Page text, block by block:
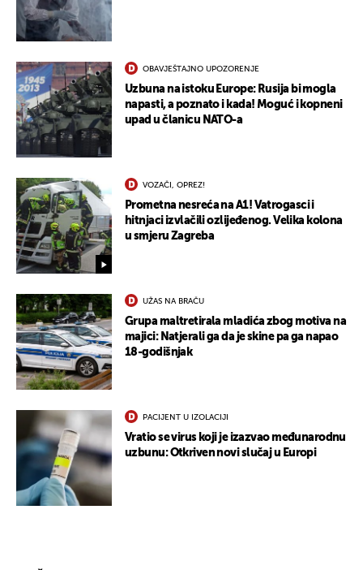
OBAVJEŠTAJNO UPOZORENJE
Uzbuna na istoku Europe: Rusija bi mogla
napasti, a poznato i kada! Moguć i kopneni
upad u članicu NATO-a
VOZAČI, OPREZ!
Prometna nesreća na A1! Vatrogasci i
hitnjaci izvlačili ozlijeđenog. Velika kolona
u smjeru Zagreba
UŽAS NA BRAČU
Grupa maltretirala mladića zbog motiva na
majici: Natjerali ga da je skine pa ga napao
18-godišnjak
PACIJENT U IZOLACIJI
Vratio se virus koji je izazvao međunarodnu
uzbunu: Otkriven novi slučaj u Europi
UKLJUČITE NOTIFIKACIJE